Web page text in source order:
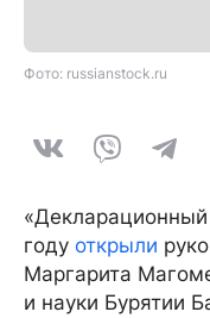
Фото: russianstock.ru
«Декларационный
году открыли
Маргарита
и науки Бурятии